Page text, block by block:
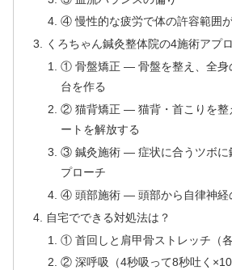
④ 慢性的な疲労で体の許容範囲
くろちゃん鍼灸整体院の4施術アプ
① 骨盤矯正 — 骨盤を整え、全身
台を作る
② 猫背矯正 — 猫背・首こりを整
ートを解放する
③ 鍼灸施術 — 症状に合うツボに
プローチ
④ 頭部施術 — 頭部から自律神経
自宅でできる対処法は？
① 首回しと肩甲骨ストレッチ（各
② 深呼吸（4秒吸って8秒吐く×10